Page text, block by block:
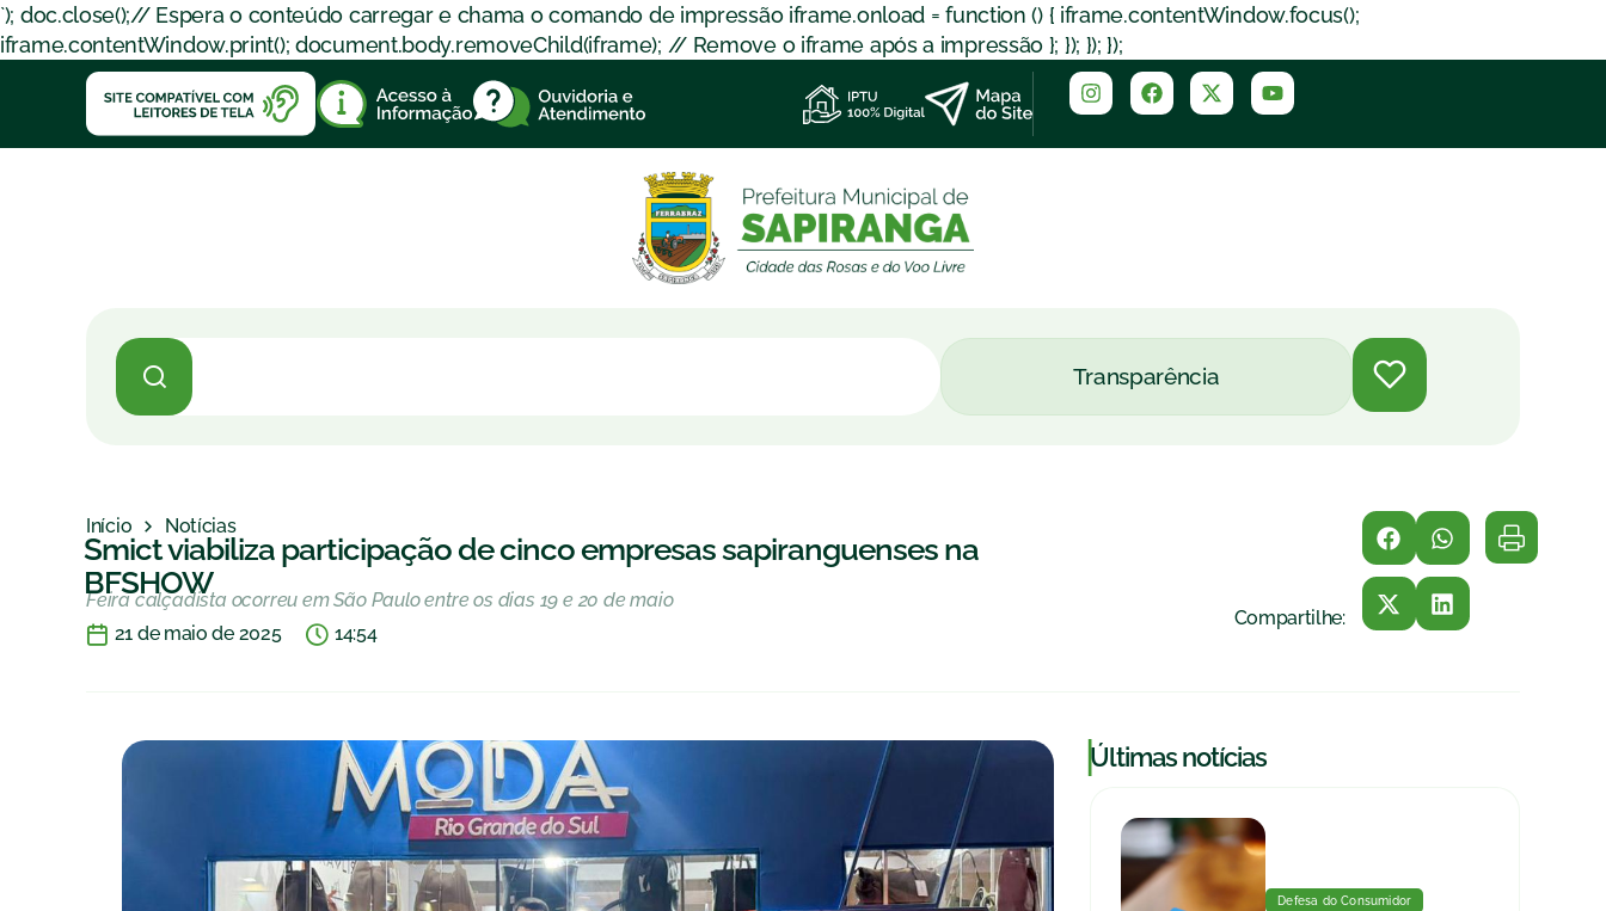
`); doc.close();// Espera o conteúdo carregar e chama o comando de impressão iframe.onload = function () { iframe.contentWindow.focus();
iframe.contentWindow.print(); document.body.removeChild(iframe); // Remove o iframe após a impressão }; }); }); });
Transparência
Início Notícias
Smict viabiliza participação de cinco empresas sapiranguenses na
BFSHOW
Feira calçadista ocorreu em São Paulo entre os dias 19 e 20 de maio
21 de maio de 2025
14:54
Compartilhe:
|Últimas notícias
Defesa do Consumidor